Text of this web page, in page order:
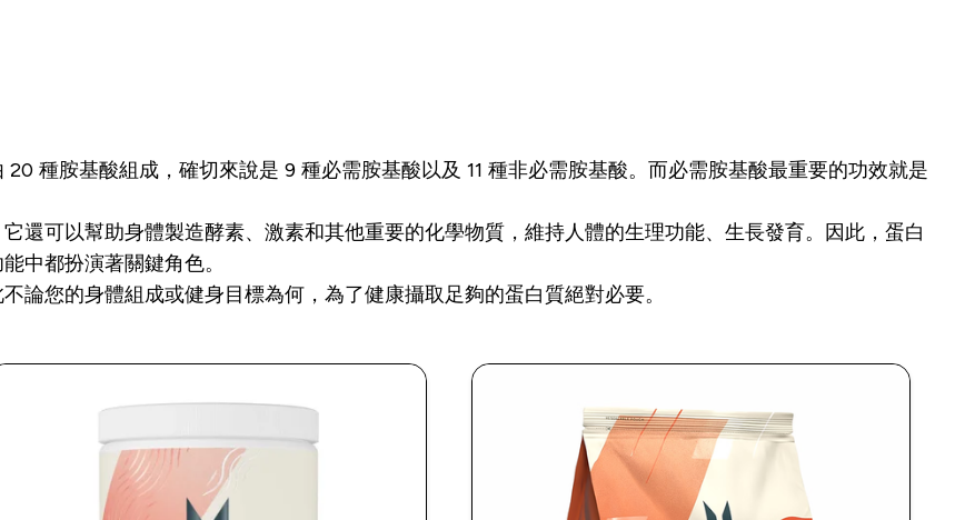
種胺基酸組成，確切來說是 9 種必需胺基酸以及 11 種非必需胺基酸。而必需胺基酸最重要的功效就是
還可以幫助身體製造酵素、激素和其他重要的化學物質，維持人體的生理功能、生長發育。因此，蛋白
中都扮演著關鍵角色。
論您的身體組成或健身目標為何，為了健康攝取足夠的蛋白質絕對必要。